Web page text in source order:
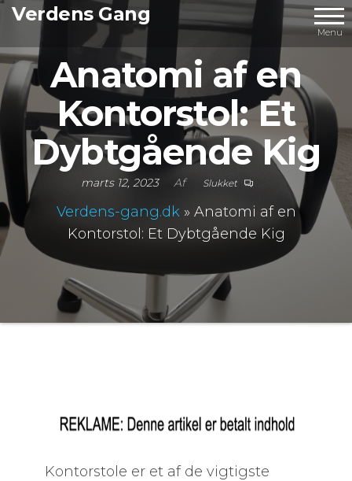
Videre
indhold
Verdens Gang
Menu
Anatomi af en
Kontorstol: Et
Dybtgående Kig
marts 12, 2023 Af Slukket
Verdens-gang.dk» Anatomi af en
Kontorstol: Et Dybtgående Kig
Kontorstole er et af de vigtigste